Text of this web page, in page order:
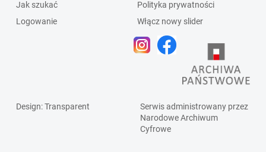
Jak szukać
Logowanie
Polityka prywatności
Włącz nowy slider
Design: Transparent
Serwis administrowany przez
Narodowe Archiwum
Cyfrowe